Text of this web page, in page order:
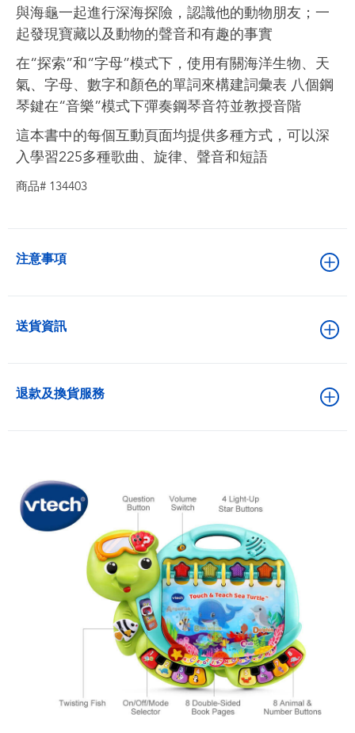
與海龜一起進行深海探險，認識他的動物朋友；一
起發現寶藏以及動物的聲音和有趣的事實
在“探索”和“字母”模式下，使用有關海洋生物、天
氣、字母、數字和顏色的單詞來構建詞彙表 八個鋼
琴鍵在“音樂”模式下彈奏鋼琴音符並教授音階
這本書中的每個互動頁面均提供多種方式，可以深
入學習225多種歌曲、旋律、聲音和短語
商品# 134403
注意事項
送貨資訊
退款及換貨服務